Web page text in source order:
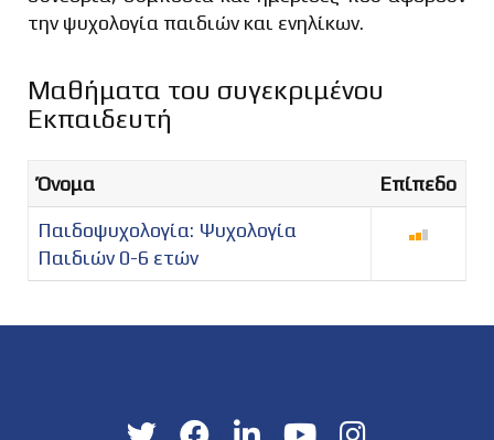
την ψυχολογία παιδιών και ενηλίκων.
Μαθήματα του συγεκριμένου
Εκπαιδευτή
Όνομα
Επίπεδο
Παιδοψυχολογία: Ψυχολογία
Παιδιών 0-6 ετών